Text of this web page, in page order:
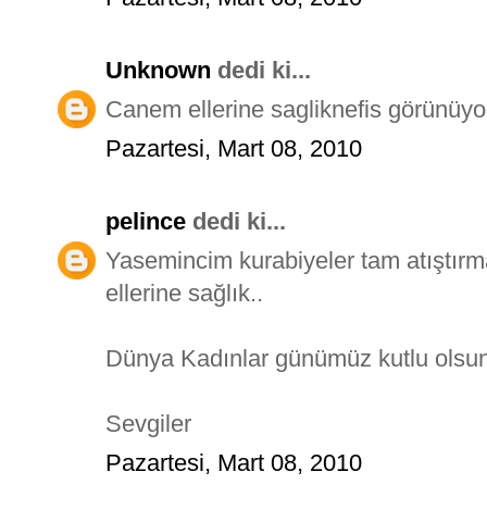
Unknown dedi ki...
Canem ellerine sagliknefis
Pazartesi, Mart 08, 2010
pelince dedi ki...
Yasemincim kurabiyeler tam
ellerine sağlık..
Dünya Kadınlar günümüz kutlu
Sevgiler
Pazartesi, Mart 08, 2010